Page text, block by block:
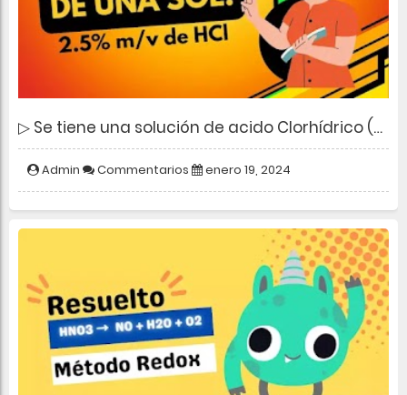
▷ Se tiene una solución de acido Clorhídrico (HCl) a una Conc. de 2.5 %m/v, calcular: el pH y pOH de la solución
Admin Commentarios enero 19, 2024